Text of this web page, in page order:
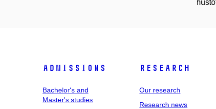
Admissions
Bachelor's and
Master's studies
Research
Our research
Research news